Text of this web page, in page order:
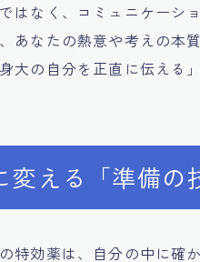
はなく、コミュニケーシ
あなたの熱意や考えの本
大の自分を正直に伝える
える「準備の
特効薬は、自分の中に確